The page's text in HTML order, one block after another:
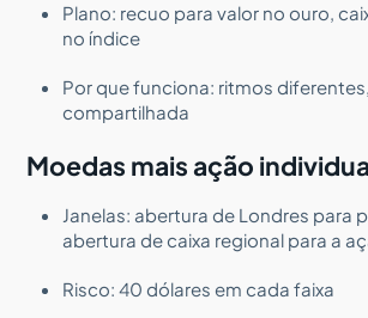
Plano: recuo para valor no ouro,
no índice
Por que funciona: ritmos
compartilhada
Moedas mais ação
Janelas: abertura de Londres para
abertura de caixa regional para a
Risco: 40 dólares em cada faixa